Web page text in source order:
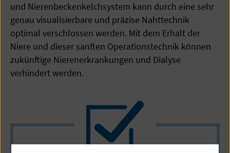
und Nierenbeckenkelchsystem kann durch eine sehr
genau visualisierbare und präzise Nahttechnik
optimal verschlossen werden. Mit dem Erhalt der
Niere und dieser sanften Operationstechnik können
zukünftige Nierenerkrankungen und Dialyse
verhindert werden.